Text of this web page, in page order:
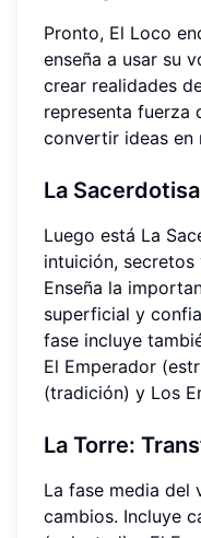
Pronto, El Loco
enseña a usar su
crear realidades
representa fuerza
convertir ideas en
La
Luego está La
intuición, secretos
Enseña la
superficial y
fase incluye
El Emperador
(tradición) y Los
La Torre:
La fase media del
cambios. Incluye